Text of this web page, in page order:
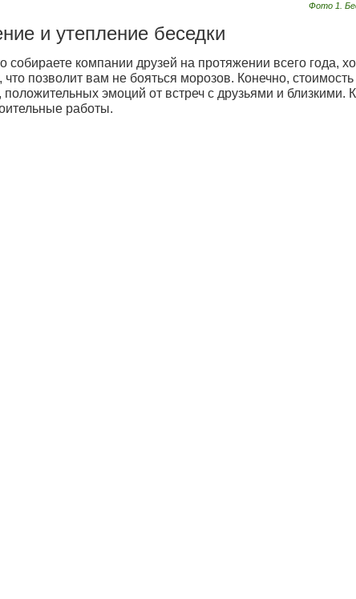
Фото 1.
и утепление беседки
собираете компании друзей на протяжении всего года,
что позволит вам не бояться морозов. Конечно,
положительных эмоций от встреч с друзьями и
работы.